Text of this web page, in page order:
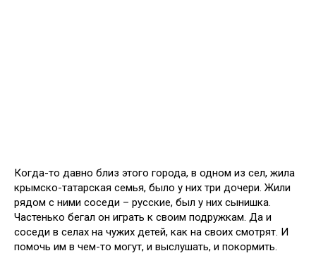
Когда-то давно близ этого города, в одном из сел, жила
крымско-татарская семья, было у них три дочери. Жили
рядом с ними соседи – русские, был у них сынишка.
Частенько бегал он играть к своим подружкам. Да и
соседи в селах на чужих детей, как на своих смотрят. И
помочь им в чем-то могут, и выслушать, и покормить.